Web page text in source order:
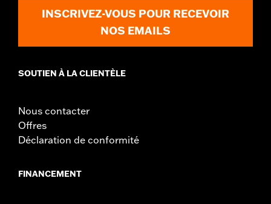
INSCRIVEZ-VOUS POUR RECEVOIR
NOS EMAILS
SOUTIEN À LA CLIENTÈLE
Nous contacter
Offres
Déclaration de conformité
FINANCEMENT